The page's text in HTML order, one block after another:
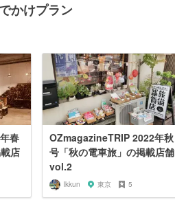
かけプラン
春
店
OZmagazineTRIP 2022年秋
号「秋の電車旅」の掲載店舗
vol.2
Ikkun 東京 5